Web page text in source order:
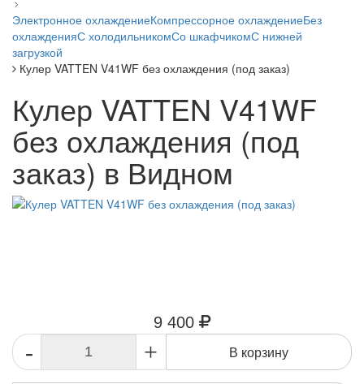
Электронное охлаждениеКомпрессорное охлаждениеБез
охлажденияС холодильникомСо шкафчикомС нижней
загрузкой
Кулер VATTEN V41WF без охлаждения (под заказ)
Кулер VATTEN V41WF
без охлаждения (под
заказ) в Видном
9 400
- + В корзину